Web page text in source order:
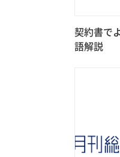
契約書で
語解説